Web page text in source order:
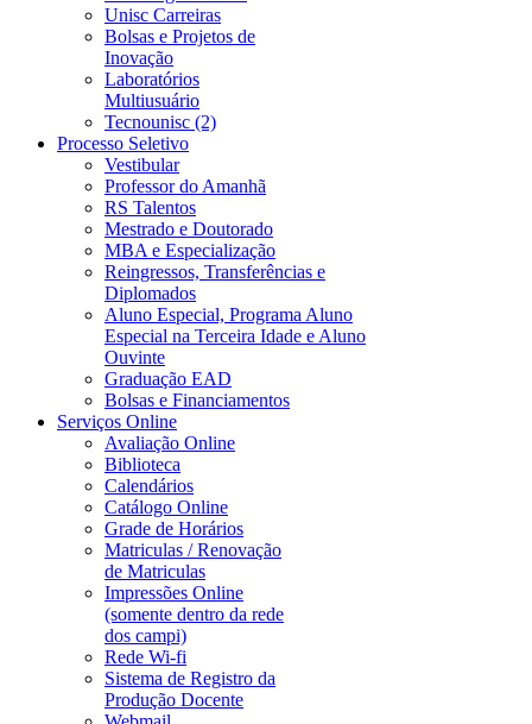
Unisc Carreiras
Bolsas e Projetos de
Inovação
Laboratórios
Multiusuário
Tecnounisc (2)
Processo Seletivo
Vestibular
Professor do Amanhã
RS Talentos
Mestrado e Doutorado
MBA e Especialização
Reingressos, Transferências e
Diplomados
Aluno Especial, Programa Aluno
Especial na Terceira Idade e Aluno
Ouvinte
Graduação EAD
Bolsas e Financiamentos
Serviços Online
Avaliação Online
Biblioteca
Calendários
Catálogo Online
Grade de Horários
Matriculas / Renovação
de Matriculas
Impressões Online
(somente dentro da rede
dos campi)
Rede Wi-fi
Sistema de Registro da
Produção Docente